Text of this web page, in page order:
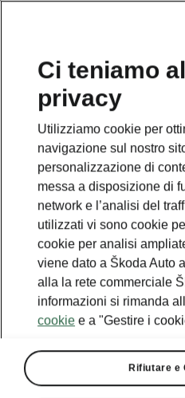
Ci teniamo
privacy
Utilizziamo cookie per
navigazione sul nostro
personalizzazione di
messa a disposizione di
network e l’analisi del
utilizzati vi sono cookie
cookie per analisi
viene dato a Škoda Auto
alla la rete commerciale
informazioni si rimanda
cookie e a "Gestire i
Rifiutare e